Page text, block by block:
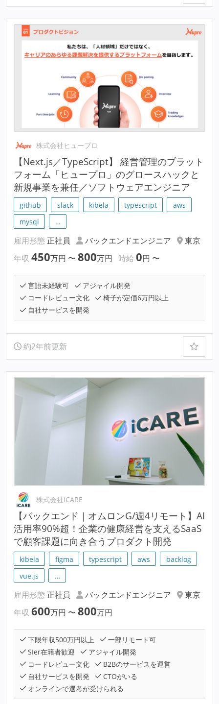
株式会社ヒュープロ
【Next.js／TypeScript】 経営管理のプラット
フォーム「ヒュープロ」のグロースハックと
新規事業を兼任／ソフトウェアエンジニア
github slack kibela typescript
aws
mysql
…
雇用形態 正社員 バックエンドエンジニア
東京
年収 450万円 〜 800万円 時給 0円 〜
言語未経験可
アジャイル開発
コードレビュー文化
椅子が定価6万円以上
自社サービスを開発
約2年前更新
株式会社iCARE
【バックエンド｜オムロンG/週4リモート】AI
活用率90%超！企業の健康経営を支えるSaaS
で顧客課題に向き合うプロダクト開発
kibela figma typescript aws
backlog
vue.js
…
雇用形態 正社員 バックエンドエンジニア
東京
年収 600万円 〜 800万円
下限年収500万円以上
一部リモート可
SIer在籍者歓迎
アジャイル開発
コードレビュー文化
B2Bのサービスを運営
自社サービスを開発
CTOがいる
オンラインで選考が受けられる